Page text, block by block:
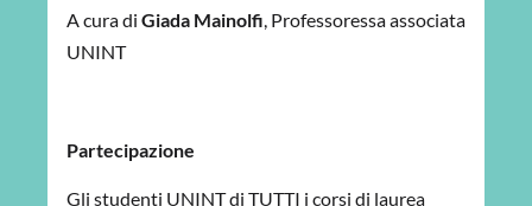
A cura di Giada Mainolfi, Professoressa associata
UNINT
Partecipazione
Gli studenti UNINT di TUTTI i corsi di laurea